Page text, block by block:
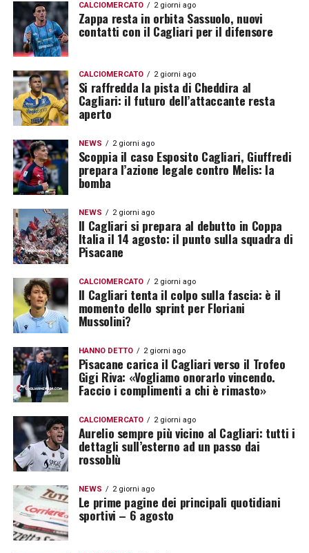
CALCIOMERCATO 2 giorni ago
Zappa resta in orbita Sassuolo, nuovi
contatti con il Cagliari per il difensore
CALCIOMERCATO 2 giorni ago
Si raffredda la pista di Cheddira al
Cagliari: il futuro dell’attaccante resta
aperto
NEWS 2 giorni ago
Scoppia il caso Esposito Cagliari, Giuffredi
prepara l’azione legale contro Melis: la
bomba
NEWS 2 giorni ago
Il Cagliari si prepara al debutto in Coppa
Italia il 14 agosto: il punto sulla squadra di
Pisacane
CALCIOMERCATO 2 giorni ago
Il Cagliari tenta il colpo sulla fascia: è il
momento dello sprint per Floriani
Mussolini?
HANNO DETTO 2 giorni ago
Pisacane carica il Cagliari verso il Trofeo
Gigi Riva: «Vogliamo onorarlo vincendo.
Faccio i complimenti a chi è rimasto»
CALCIOMERCATO 2 giorni ago
Aurelio sempre più vicino al Cagliari: tutti i
dettagli sull’esterno ad un passo dai
rossoblù
NEWS 2 giorni ago
Le prime pagine dei principali quotidiani
sportivi – 6 agosto